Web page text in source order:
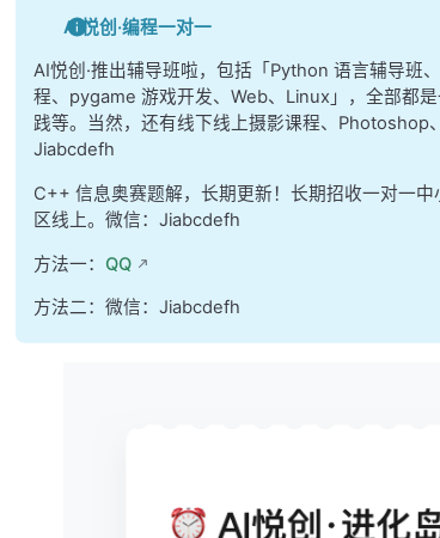
AI悦创·编程一对一
AI悦创·推出辅导班啦，包括「Python 语言辅导班
程、pygame 游戏开发、Web、Linux」，全部都
践等。当然，还有线下线上摄影课程、Photoshop
Jiabcdefh
C++ 信息奥赛题解，长期更新！长期招收一对一
区线上。微信：Jiabcdefh
方法一： QQ
方法二：微信：Jiabcdefh